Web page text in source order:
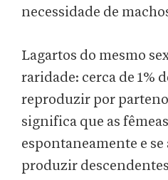
necessidade de
Lagartos do mesmo
raridade: cerca de 1%
reproduzir por
significa que as
espontaneamente e
produzir